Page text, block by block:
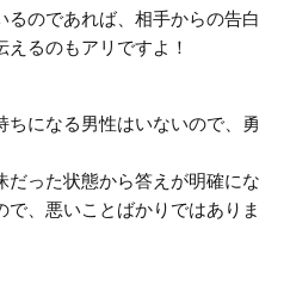
るのであれば、相手からの告白
えるのもアリ ですよ！
になる男性はいないので、勇
だった状態から答えが明確にな
で、悪いことばかりではありま